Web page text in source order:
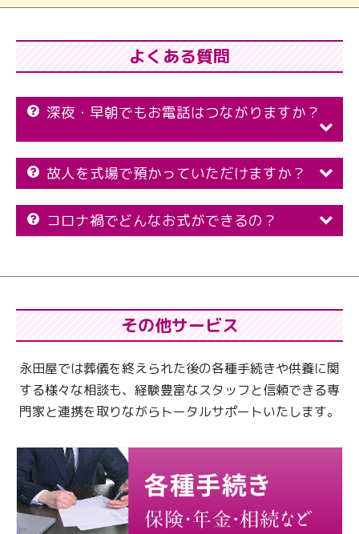
よくある質問
深夜・早朝でもお電話はつながりますか？
故人を式場で預かっていただけますか？
コロナ禍でどんなお式ができるの？
その他サービス
永田屋では葬儀を終えられた後の各種手続きや供養に関
する様々な相談も、 経験豊富なスタッフと信頼できる専
門家と連携を取りながらトータルサポートいたします。